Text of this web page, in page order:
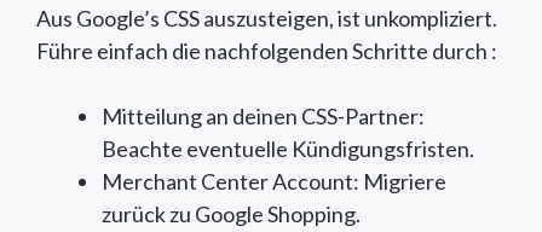
Aus Google’s CSS auszusteigen, ist unkompliziert.
Führe einfach die nachfolgenden Schritte durch :
Mitteilung an deinen CSS-Partner:
Beachte eventuelle Kündigungsfristen.
Merchant Center Account: Migriere
zurück zu Google Shopping.